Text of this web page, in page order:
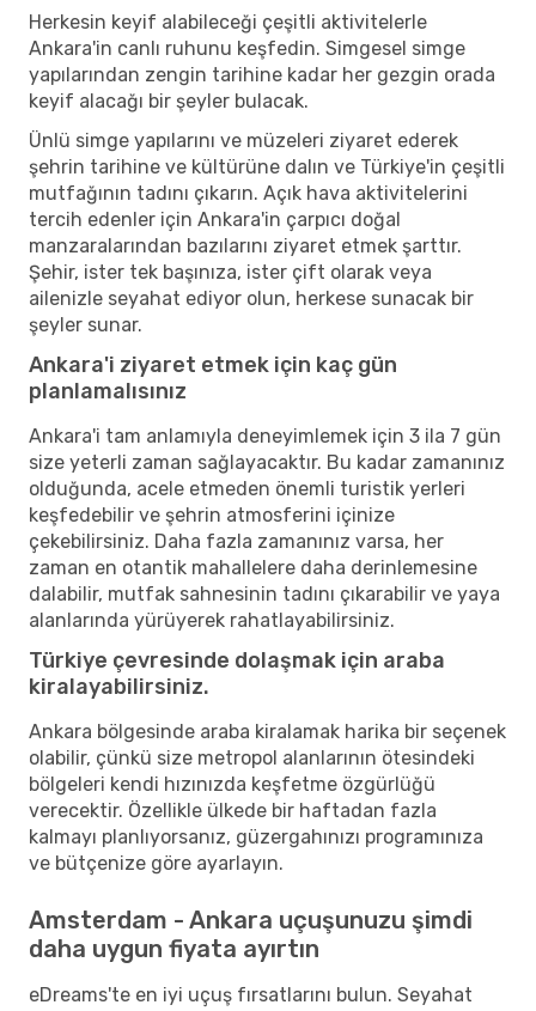
Herkesin keyif alabileceği çeşitli aktivitelerle
Ankara'in canlı ruhunu keşfedin. Simgesel simge
yapılarından zengin tarihine kadar her gezgin orada
keyif alacağı bir şeyler bulacak.
Ünlü simge yapılarını ve müzeleri ziyaret ederek
şehrin tarihine ve kültürüne dalın ve Türkiye'in çeşitli
mutfağının tadını çıkarın. Açık hava aktivitelerini
tercih edenler için Ankara'in çarpıcı doğal
manzaralarından bazılarını ziyaret etmek şarttır.
Şehir, ister tek başınıza, ister çift olarak veya
ailenizle seyahat ediyor olun, herkese sunacak bir
şeyler sunar.
Ankara'i ziyaret etmek için kaç gün
planlamalısınız
Ankara'i tam anlamıyla deneyimlemek için 3 ila 7 gün
size yeterli zaman sağlayacaktır. Bu kadar zamanınız
olduğunda, acele etmeden önemli turistik yerleri
keşfedebilir ve şehrin atmosferini içinize
çekebilirsiniz. Daha fazla zamanınız varsa, her
zaman en otantik mahallelere daha derinlemesine
dalabilir, mutfak sahnesinin tadını çıkarabilir ve yaya
alanlarında yürüyerek rahatlayabilirsiniz.
Türkiye çevresinde dolaşmak için araba
kiralayabilirsiniz.
Ankara bölgesinde araba kiralamak harika bir seçenek
olabilir, çünkü size metropol alanlarının ötesindeki
bölgeleri kendi hızınızda keşfetme özgürlüğü
verecektir. Özellikle ülkede bir haftadan fazla
kalmayı planlıyorsanız, güzergahınızı programınıza
ve bütçenize göre ayarlayın.
Amsterdam - Ankara uçuşunuzu şimdi
daha uygun fiyata ayırtın
eDreams'te en iyi uçuş fırsatlarını bulun. Seyahat